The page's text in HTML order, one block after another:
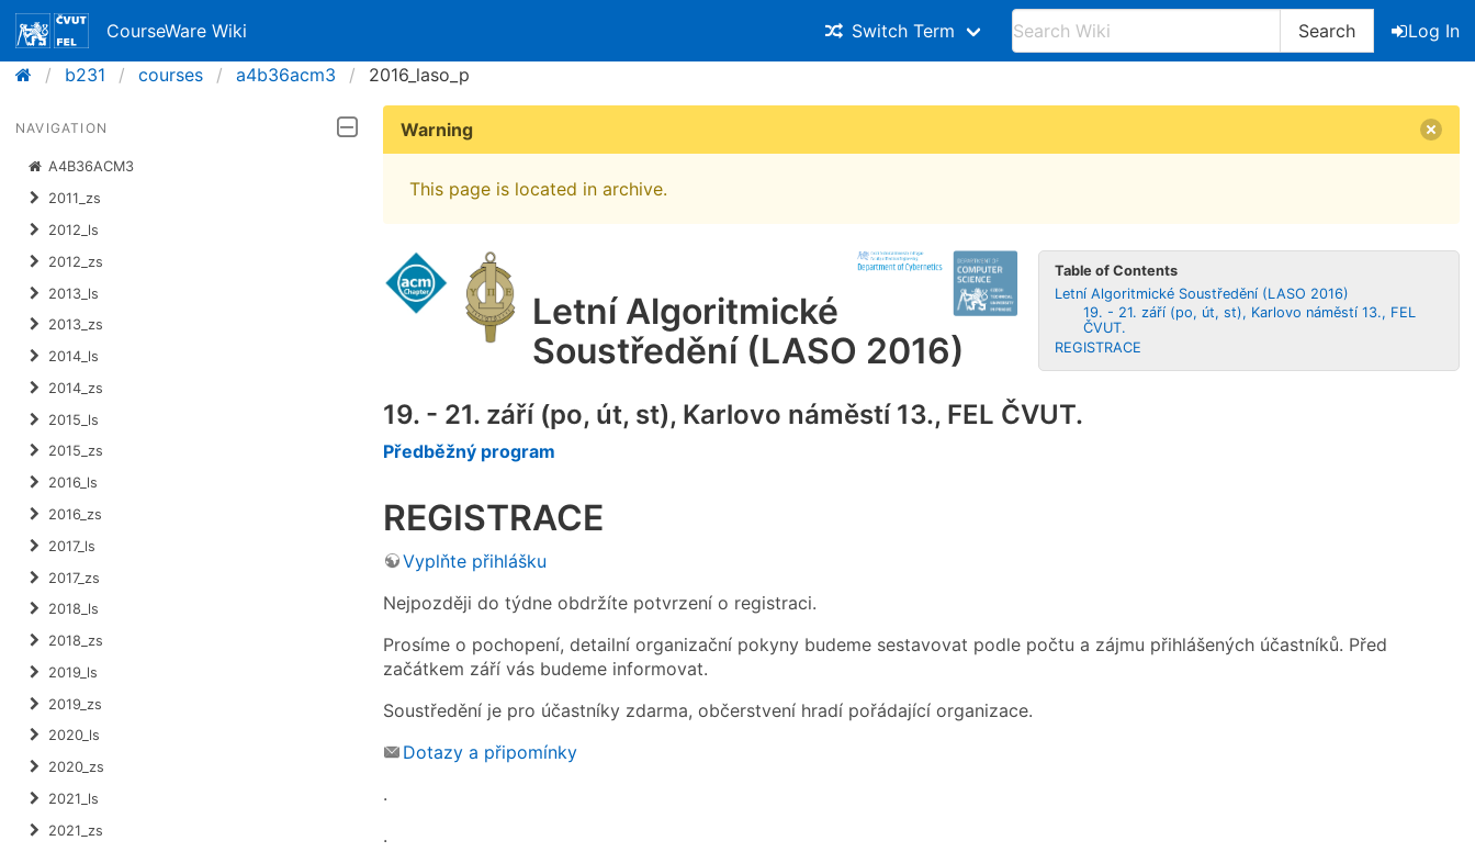
CourseWare Wiki Switch Term Search
Log In
b231
courses a4b36acm3 2016_laso_p
NAVIGATION
A4B36ACM3
2011_zs
2012_ls
2012_zs
2013_ls
2013_zs
2014_ls
2014_zs
2015_ls
2015_zs
2016_ls
2016_zs
2017_ls
2017_zs
2018_ls
2018_zs
2019_ls
2019_zs
2020_ls
2020_zs
2021_ls
2021_zs
Warning
This page is located in archive.
Table of Contents
Letní Algoritmické Soustředění (LASO 2016)
19. - 21. září (po, út, st), Karlovo náměstí 13., FEL
ČVUT.
REGISTRACE
Letní Algoritmické
Soustředění (LASO 2016)
19. - 21. září (po, út, st), Karlovo náměstí 13., FEL ČVUT.
Předběžný program
REGISTRACE
Vyplňte přihlášku
Nejpozději do týdne obdržíte potvrzení o registraci.
Prosíme o pochopení, detailní organizační pokyny budeme sestavovat podle počtu a zájmu přihlášených účastníků. Před
začátkem září vás budeme informovat.
Soustředění je pro účastníky zdarma, občerstvení hradí pořádající organizace.
Dotazy a připomínky
.
.